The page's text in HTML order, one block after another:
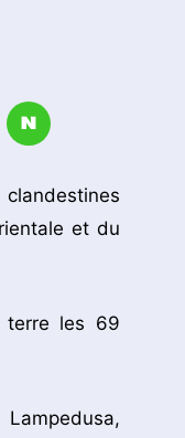
et du
terre les 69